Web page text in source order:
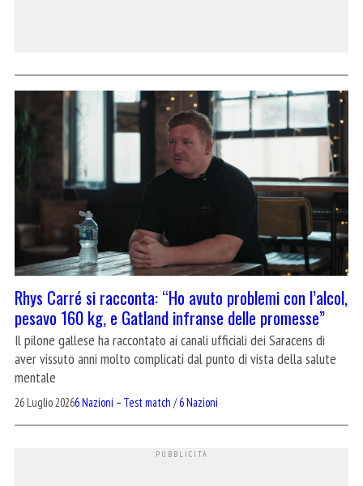
Rhys Carré si racconta: “Ho avuto problemi con l’alcol,
pesavo 160 kg, e Gatland infranse delle promesse”
Il pilone gallese ha raccontato ai canali ufficiali dei Saracens di
aver vissuto anni molto complicati dal punto di vista della salute
mentale
26 Luglio 20266 Nazioni – Test match /6 Nazioni